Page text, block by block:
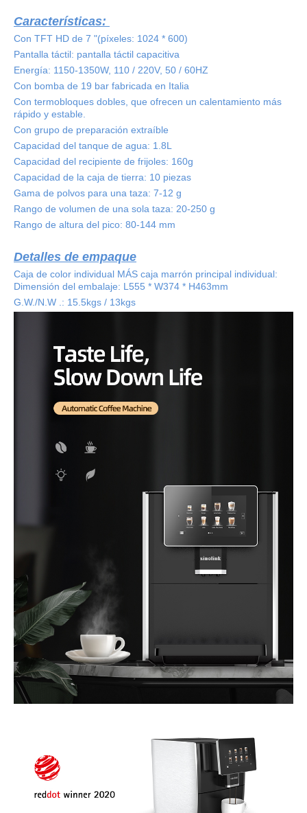
Características:
Con TFT HD de 7 "(píxeles: 1024 * 600)
Pantalla táctil: pantalla táctil capacitiva
Energía: 1150-1350W, 110 / 220V, 50 / 60HZ
Con bomba de 19 bar fabricada en Italia
Con termobloques dobles, que ofrecen un calentamiento más
rápido y estable.
Con grupo de preparación extraíble
Capacidad del tanque de agua: 1.8L
Capacidad del recipiente de frijoles: 160g
Capacidad de la caja de tierra: 10 piezas
Gama de polvos para una taza: 7-12 g
Rango de volumen de una sola taza: 20-250 g
Rango de altura del pico: 80-144 mm
Detalles de empaque
Caja de color individual MÁS caja marrón principal individual:
Dimensión del embalaje: L555 * W374 * H463mm
G.W./N.W .: 15.5kgs / 13kgs